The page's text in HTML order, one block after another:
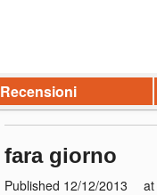
Recensioni
fara giorno
Published 12/12/2013 at